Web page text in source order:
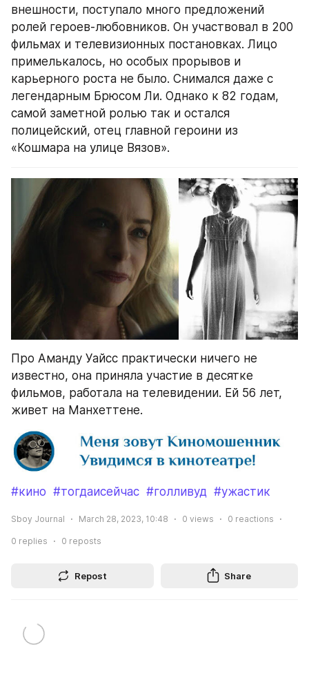
внешности, поступало много предложений
ролей героев-любовников. Он участвовал в 200
фильмах и телевизионных постановках. Лицо
примелькалось, но особых прорывов и
карьерного роста не было. Снимался даже с
легендарным Брюсом Ли. Однако к 82 годам,
самой заметной ролью так и остался
полицейский, отец главной героини из
«Кошмара на улице Вязов».
Про Аманду Уайсс практически ничего не
известно, она приняла участие в десятке
фильмов, работала на телевидении. Ей 56 лет,
живет на Манхеттене.
#кино #тогдаисейчас #голливуд #ужастик
Sboy Journal March 28, 2023, 10:48 0 views 0 reactions
0 replies 0 reposts
Repost Share